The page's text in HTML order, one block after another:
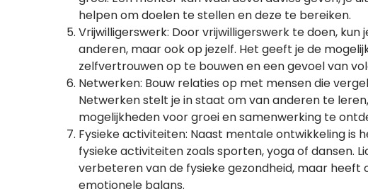
helpen om doelen te stellen en deze te bereiken.
Vrijwilligerswerk: Door vrijwilligerswerk te doen,
anderen, maar ook op jezelf. Het geeft je de
zelfvertrouwen op te bouwen en een gevoel van
Netwerken: Bouw relaties op met mensen die
Netwerken stelt je in staat om van anderen te
mogelijkheden voor groei en samenwerking te
Fysieke activiteiten: Naast mentale ontwikkeling
fysieke activiteiten zoals sporten, yoga of dansen.
verbeteren van de fysieke gezondheid, maar
emotionele balans.